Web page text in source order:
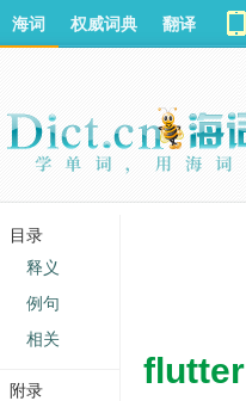
flutter
海词 权威词典 翻译
目录
释义
例句
相关
附录